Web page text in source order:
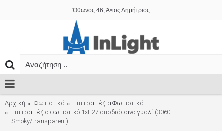
Όθωνος 46, Άγιος Δημήτριος
Αρχική Φωτιστικά
Επιτραπέζια Φωτιστικά
Επιτραπέζιο φωτιστικό 1xE27 απο διάφανο γυαλί (3060-
Smoky/transparent)